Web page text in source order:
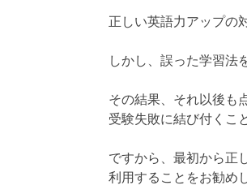
正しい英語力アップの
しかし、誤った学習法
その結果、それ以後も
受験失敗に結び付くこ
ですから、最初から正
利用することをお勧め